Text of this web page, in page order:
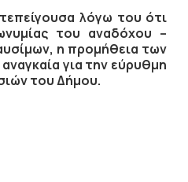
λόγω του ότι
του αναδόχου –
η προμήθεια των
για την εύρυθμη
του Δήμου.